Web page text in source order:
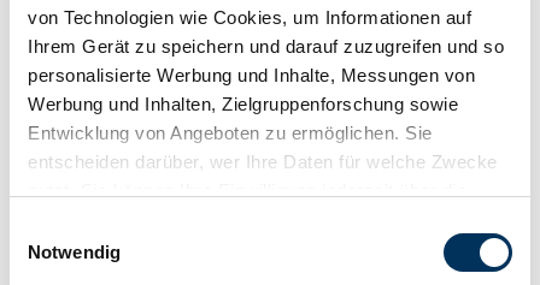
von Technologien wie Cookies, um Informationen auf
Ihrem Gerät zu speichern und darauf zuzugreifen und so
personalisierte Werbung und Inhalte, Messungen von
Werbung und Inhalten, Zielgruppenforschung sowie
Entwicklung von Angeboten zu ermöglichen. Sie
entscheiden darüber, wer Ihre Daten für welche Zwecke
Trigger Symbol ändern oder widerrufen
Notwendig
Händler